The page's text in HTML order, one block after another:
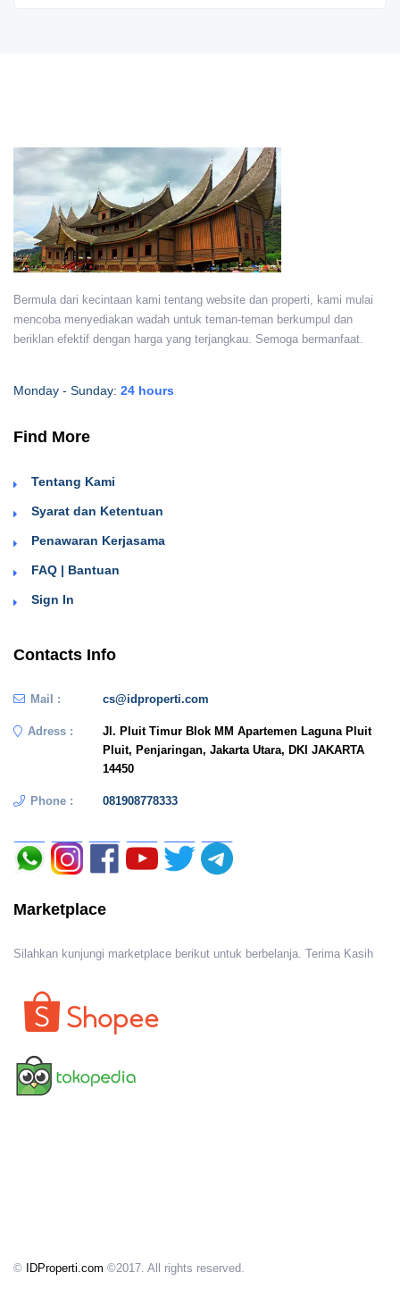
Bermula dari kecintaan kami tentang website dan properti, kami mulai
mencoba menyediakan wadah untuk teman-teman berkumpul dan
beriklan efektif dengan harga yang terjangkau. Semoga bermanfaat.
Monday - Sunday: 24 hours
Find More
Tentang Kami
Syarat dan Ketentuan
Penawaran Kerjasama
FAQ | Bantuan
Sign In
Contacts Info
Mail : cs@idproperti.com
Adress :
Jl. Pluit Timur Blok MM Apartemen Laguna Pluit
Pluit, Penjaringan, Jakarta Utara, DKI JAKARTA
14450
Phone : 081908778333
Marketplace
Silahkan kunjungi marketplace berikut untuk berbelanja. Terima Kasih
© IDProperti.com ©2017. All rights reserved.